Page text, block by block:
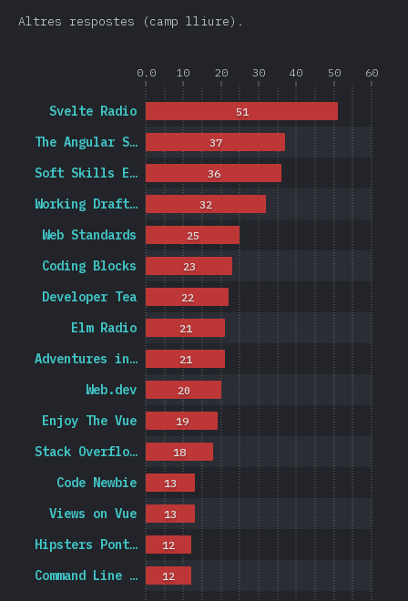
Altres respostes (camp lliure).
0.0 10 20 30 40 50 60
Command Line …
Hipsters Pont…
Views on Vue
Code Newbie
Stack Overflo…
Enjoy The Vue
Web.dev
Adventures in…
Elm Radio
Developer Tea
Coding Blocks
Web Standards
Working Draft…
Soft Skills E…
The Angular S…
Svelte Radio
12
12
13
13
18
19
20
21
21
22
23
25
32
36
37
51